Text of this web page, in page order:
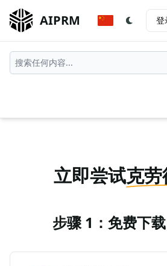
AIPRM 登
立即尝试克
步骤 1：免费下